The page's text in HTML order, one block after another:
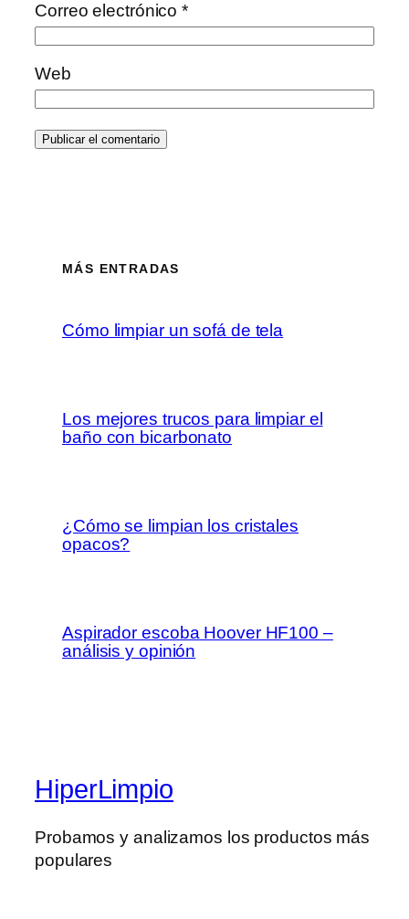
Correo electrónico*
Web
MÁS ENTRADAS
Cómo limpiar un sofá de tela
Los mejores trucos para limpiar el
baño con bicarbonato
¿Cómo se limpian los cristales
opacos?
Aspirador escoba Hoover HF100 –
análisis y opinión
HiperLimpio
Probamos y analizamos los productos más
populares